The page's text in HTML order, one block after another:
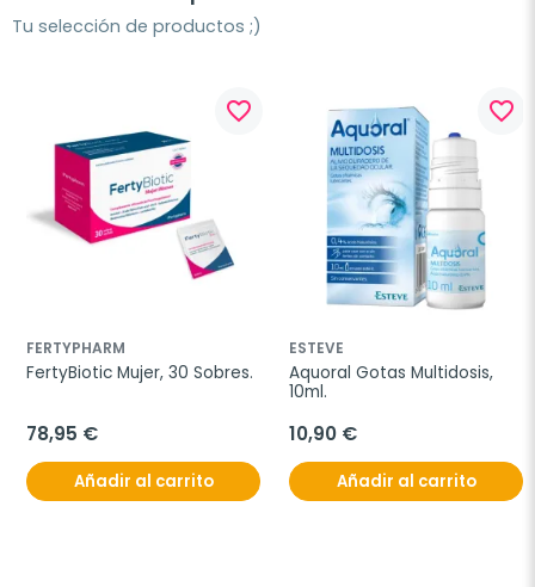
Tu selección de productos ;)
favorite_border
FERTYPHARM
FertyBiotic Mujer, 30 Sobres.
78,95 €
Añadir al carrito
favorite_border
ESTEVE
Aquoral Gotas Multidosis,
10ml.
10,90 €
Añadir al carrito